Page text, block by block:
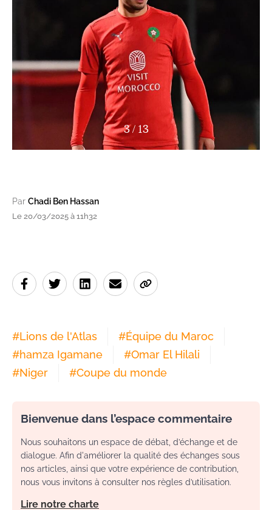
4/ 13
Par Chadi Ben Hassan
Le 20/03/2025 à 11h32
#Lions de l'Atlas #Équipe du Maroc
#hamza Igamane #Omar El Hilali
#Niger #Coupe du monde
Bienvenue dans l’espace commentaire
Nous souhaitons un espace de débat, d’échange et de
dialogue. Afin d'améliorer la qualité des échanges sous
nos articles, ainsi que votre expérience de contribution,
nous vous invitons à consulter nos règles d’utilisation.
Lire notre charte